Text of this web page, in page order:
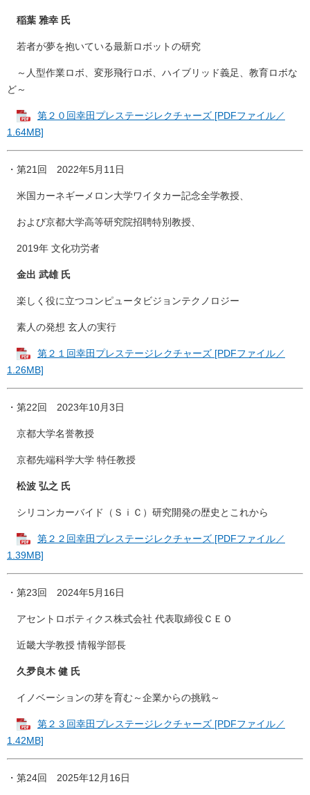
稲葉 雅幸 氏
若者が夢を抱いている最新ロボットの研究
～人型作業ロボ、変形飛行ロボ、ハイブリッド義足、教育ロボな
ど～
第２０回幸田プレステージレクチャーズ [PDFファイル／
1.64MB]
・第21回 2022年5月11日
米国カーネギーメロン大学ワイタカー記念全学教授、
および京都大学高等研究院招聘特別教授、
2019年 文化功労者
金出 武雄 氏
楽しく役に立つコンピュータビジョンテクノロジー
素人の発想 玄人の実行
第２１回幸田プレステージレクチャーズ [PDFファイル／
1.26MB]
・第22回 2023年10月3日
京都大学名誉教授
京都先端科学大学 特任教授
松波 弘之 氏
シリコンカーバイド（ＳｉＣ）研究開発の歴史とこれから
第２２回幸田プレステージレクチャーズ [PDFファイル／
1.39MB]
・第23回 2024年5月16日
アセントロボティクス株式会社 代表取締役ＣＥＯ
近畿大学教授 情報学部長
久夛良木 健 氏
イノベーションの芽を育む～企業からの挑戦～
第２３回幸田プレステージレクチャーズ [PDFファイル／
1.42MB]
・第24回 2025年12月16日